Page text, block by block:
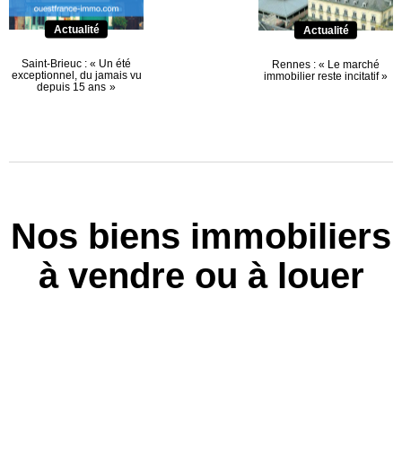
Actualité
Saint-Brieuc : « Un été
exceptionnel, du jamais vu
depuis 15 ans »
Actualité
Rennes : « Le marché
immobilier reste incitatif »
Nos biens immobiliers
à vendre ou à louer